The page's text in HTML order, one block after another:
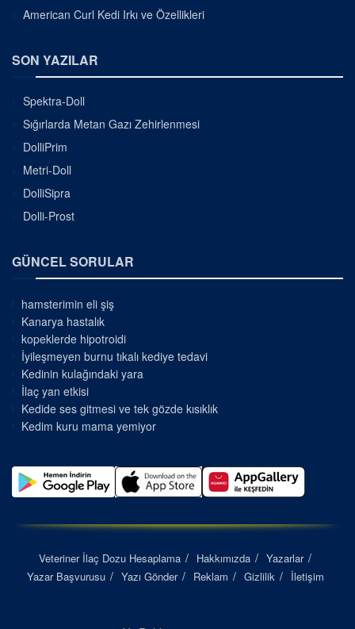
American Curl Kedi Irkı ve Özellikleri
SON YAZILAR
Spektra-Doll
Sığırlarda Metan Gazı Zehirlenmesi
DolliPrim
Metri-Doll
DolliSipra
Dolli-Prost
GÜNCEL SORULAR
hamsterimin eli şiş
Kanarya hastalık
kopeklerde hipotroidi
İyileşmeyen burnu tıkalı kediye tedavi
Kedinin kulağındaki yara
İlaç yan etkisi
Kedide ses gitmesi ve tek gözde kısıklık
Kedim kuru mama yemiyor
Veteriner İlaç Dozu Hesaplama Hakkımızda
Yazarlar
Yazar Başvurusu
Yazı Gönder Reklam Gizlilik İletişim